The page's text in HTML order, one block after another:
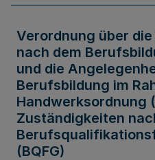
Verordnung über
nach dem
und die
Berufsbildung im
Handwerksordnung
Zuständigkeiten
(BQFG)